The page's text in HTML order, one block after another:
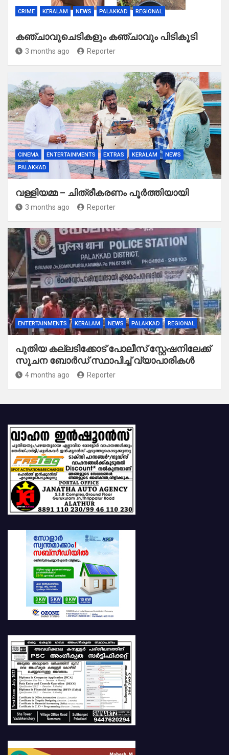
CRIME KERALAM NEWS PALAKKAD REGIONAL
കഞ്ചാവുചെടികളും കഞ്ചാവും പിടികൂടി
3 months ago Reporter
CINEMA ENTERTAINMENTS EXTRAS KERALAM
NEWS
PALAKKAD
വള്ളിയമ്മ – ചിത്രീകരണം പൂർത്തിയായി
3 months ago Reporter
ENTERTAINMENTS KERALAM NEWS PALAKKAD REGIONAL
പുതിയ കല്ലടിക്കോട് പോലീസ് സ്റ്റേഷനിലേക്ക്
സൂചന ബോർഡ് സ്ഥാപിച്ച് വ്യാപാരികൾ
4 months ago Reporter